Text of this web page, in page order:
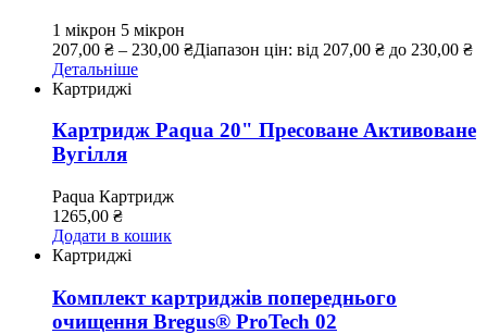
1 мікрон 5 мікрон
207,00 ₴ – 230,00 ₴Діапазон цін: від 207,00 ₴ до 230,00 ₴
Детальніше
Картриджі
Картридж Paqua 20" Пресоване Активоване
Вугілля
Paqua Картридж
1265,00 ₴
Додати в кошик
Картриджі
Комплект картриджів попереднього
очищення Bregus® ProTech 02